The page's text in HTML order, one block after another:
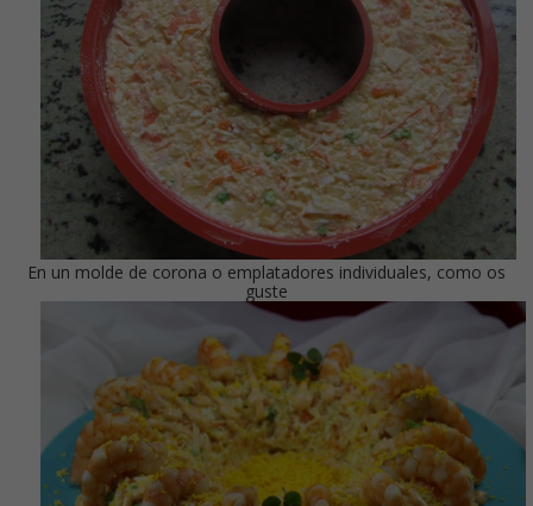
En un molde de corona o emplatadores individuales, como os
guste